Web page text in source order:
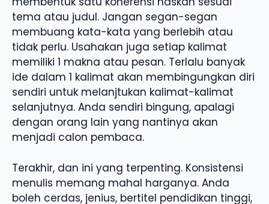
tema atau judul. Jangan segan-segan
membuang kata-kata yang berlebih atau
tidak perlu. Usahakan juga setiap kalimat
memiliki 1 makna atau pesan. Terlalu banyak
ide dalam 1 kalimat akan membingungkan diri
sendiri untuk melanjtukan kalimat-kalimat
selanjutnya. Anda sendiri bingung, apalagi
dengan orang lain yang nantinya akan
menjadi calon pembaca.
Terakhir, dan ini yang terpenting. Konsistensi
menulis memang mahal harganya. Anda
boleh cerdas, jenius, bertitel pendidikan tinggi,